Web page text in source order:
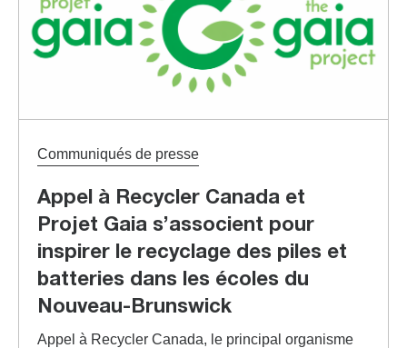
Communiqués de presse
Appel à Recycler Canada et
Projet Gaia s’associent pour
inspirer le recyclage des piles et
batteries dans les écoles du
Nouveau-Brunswick
Appel à Recycler Canada, le principal organisme